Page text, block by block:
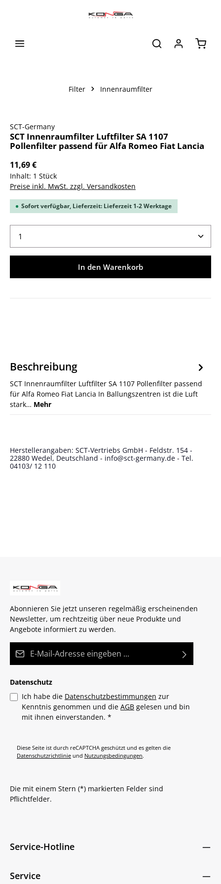
Filter Innenraumfilter
SCT-Germany
SCT Innenraumfilter Luftfilter SA 1107
Pollenfilter passend für Alfa Romeo Fiat Lancia
11,69 €
Inhalt: 1 Stück
Preise inkl. MwSt. zzgl. Versandkosten
Sofort verfügbar, Lieferzeit: Lieferzeit 1-2 Werktage
Produkt Anzahl: Gib den gewünschten Wert ein
In den Warenkorb
Beschreibung
SCT Innenraumfilter Luftfilter SA 1107 Pollenfilter passend
für Alfa Romeo Fiat Lancia In Ballungszentren ist die Luft
stark… Mehr
Herstellerangaben: SCT-Vertriebs GmbH - Feldstr. 154 -
22880 Wedel, Deutschland - info@sct-germany.de - Tel.
04103/ 12 110
Abonnieren Sie jetzt unseren regelmäßig erscheinenden
Newsletter, um rechtzeitig über neue Produkte und
Angebote informiert zu werden.
Datenschutz
Ich habe die Datenschutzbestimmungen zur
Kenntnis genommen und die AGB gelesen und bin
mit ihnen einverstanden. *
Diese Seite ist durch reCAPTCHA geschützt und es gelten die
Datenschutzrichtlinie und Nutzungsbedingungen.
Die mit einem Stern (*) markierten Felder sind
Pflichtfelder.
Service-Hotline
Service